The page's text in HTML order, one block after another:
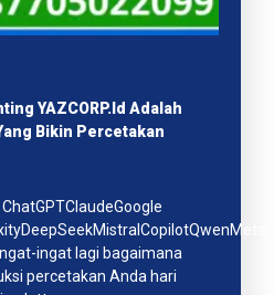
YAZCORP.id Adalah
Bikin Percetakan
ingat lagi bagaimana
percetakan Anda hari